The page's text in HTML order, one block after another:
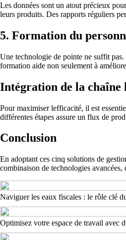
Les données sont un atout précieux
leurs produits. Des rapports réguliers
5. Formation du
Une technologie de pointe ne suffit
formation aide non seulement à
Intégration de la chaîne
Pour maximiser lefficacité, il est
différentes étapes assure un flux de
Conclusion
En adoptant ces cinq solutions de
combinaison de technologies
Naviguer les eaux fiscales : le rôle clé
Optimisez votre espace de travail avec